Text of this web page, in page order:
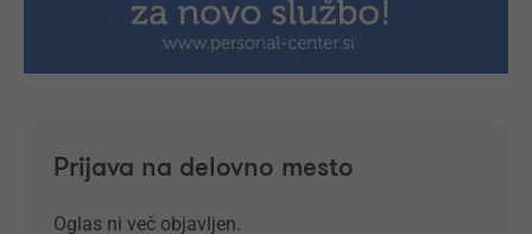
Prijava na delovno mesto
Oglas ni več objavljen.